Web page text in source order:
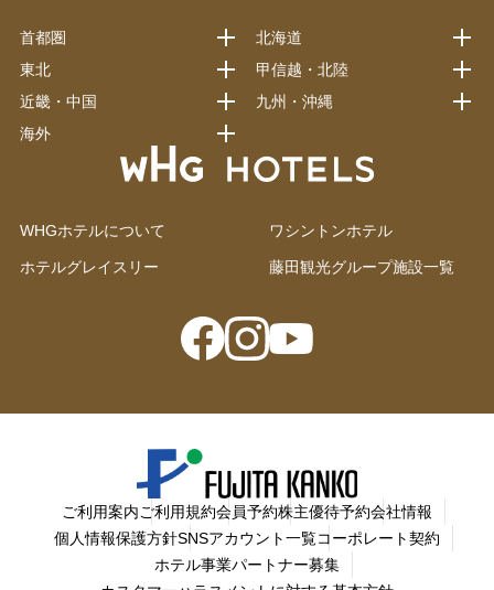
WHGホテルについて ワシントンホテル
ホテルグレイスリー 藤田観光グループ施設一覧
首都圏
北海道
東北
甲信越・北陸
近畿・中国
九州・沖縄
海外
ご利用案内ご利用規約会員予約株主優待予約会社情報
個人情報保護方針SNSアカウント一覧コーポレート契約
ホテル事業パートナー募集